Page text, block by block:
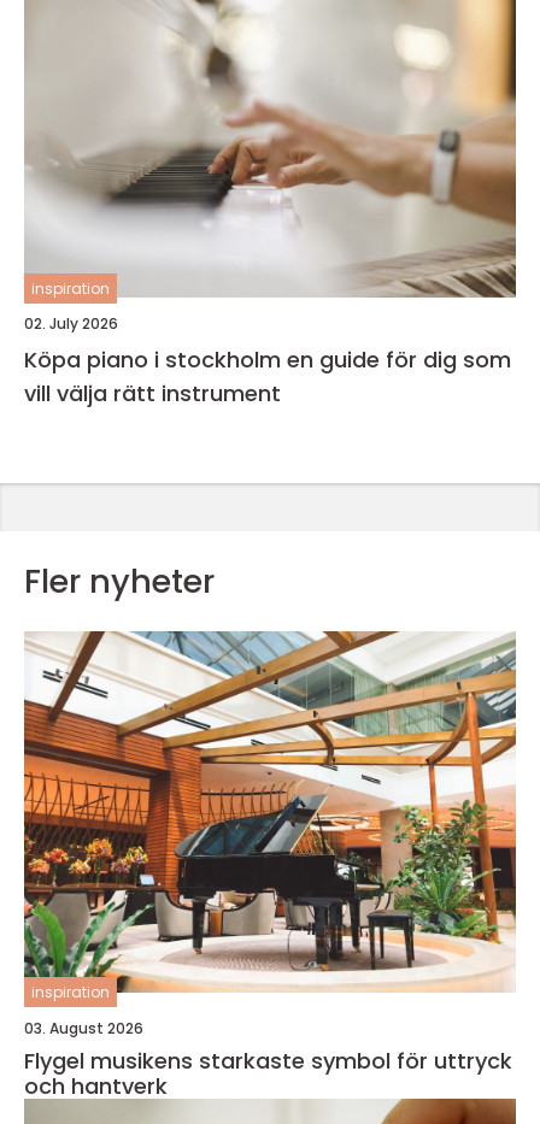
inspiration
02. July 2026
Köpa piano i stockholm en guide för dig som
vill välja rätt instrument
Fler nyheter
inspiration
03. August 2026
Flygel musikens starkaste symbol för uttryck
och hantverk